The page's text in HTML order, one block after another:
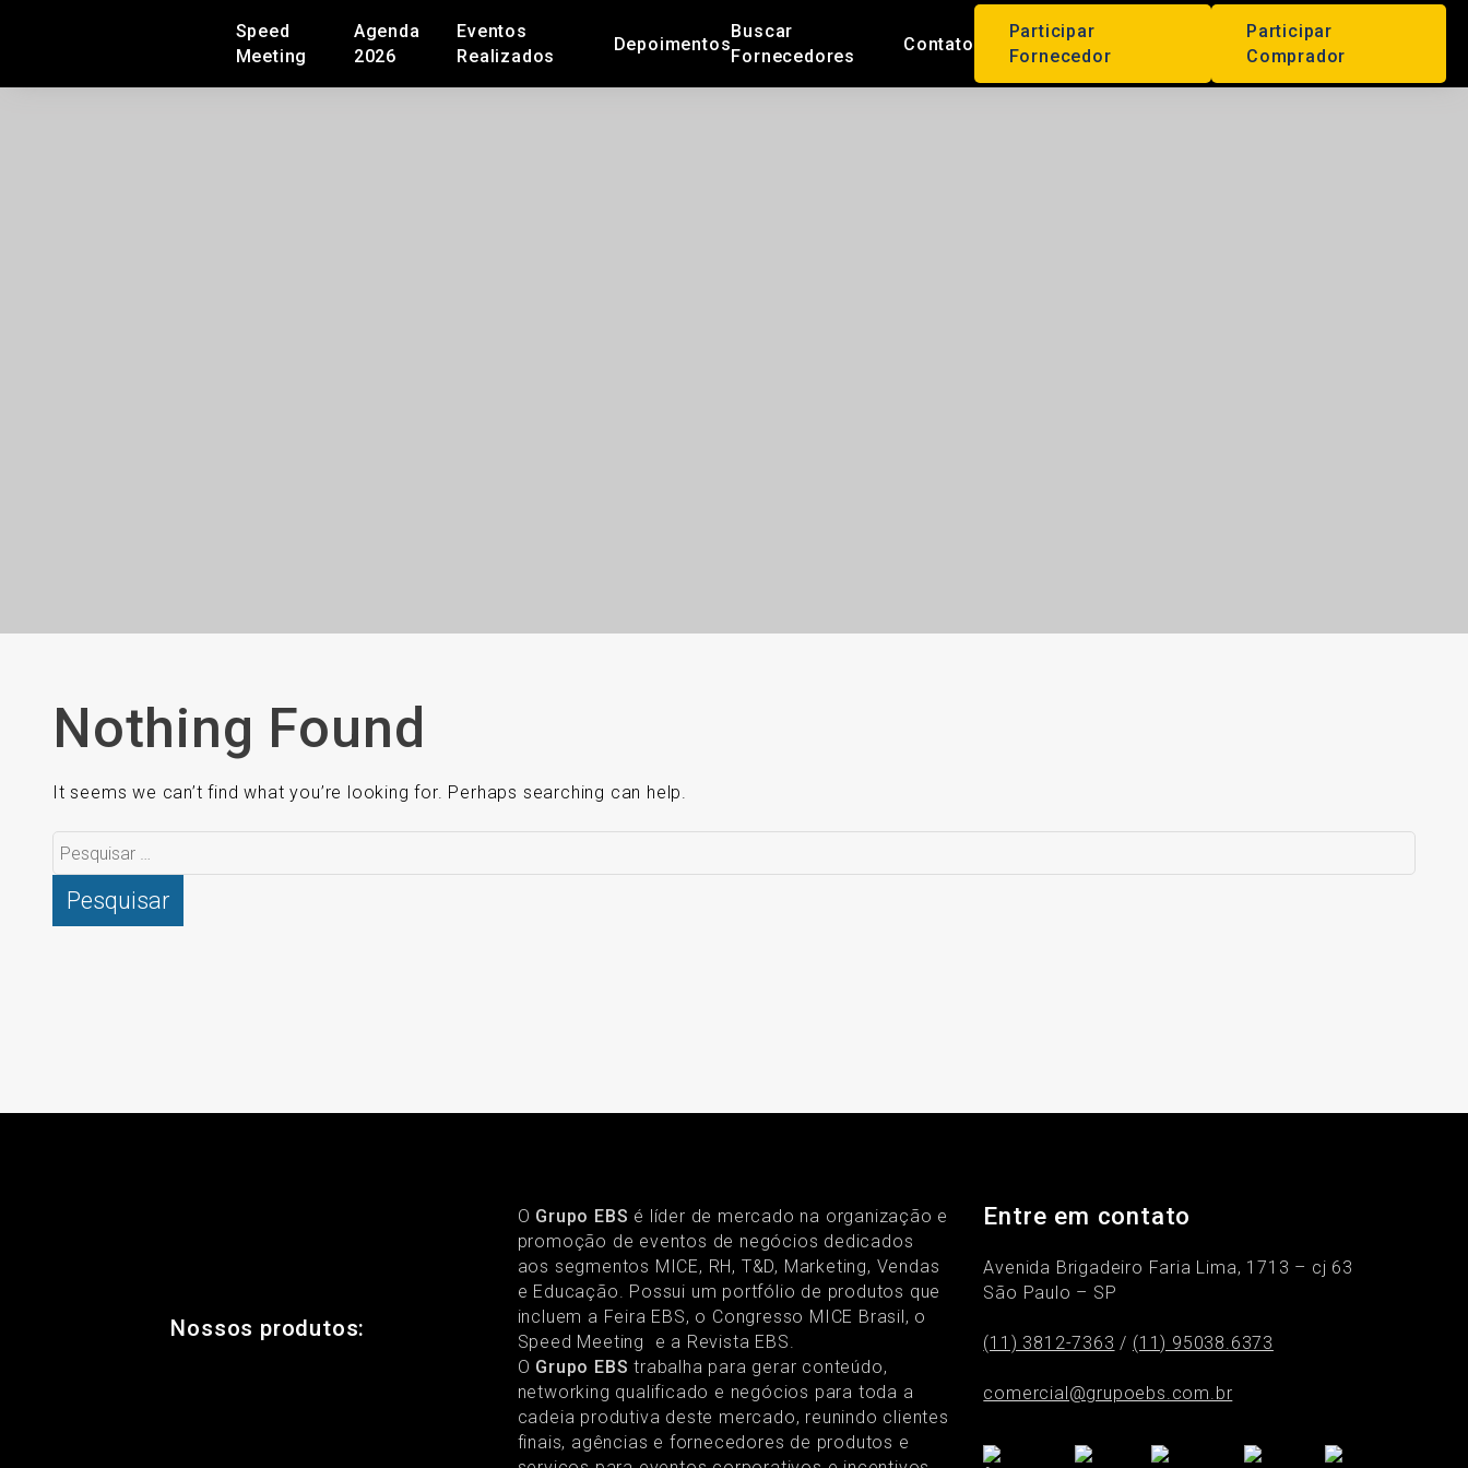
Speed
Meeting
Agenda
2026
Eventos
Realizados
Depoimentos
Buscar
Fornecedores
Contato
Participar
Fornecedor
Participar
Comprador
Nothing Found
It seems we can’t find what you’re looking for. Perhaps searching can help.
Pesquisar
por:
Nossos produtos:
O Grupo EBS é líder de mercado na organização e
promoção de eventos de negócios dedicados
aos segmentos MICE, RH, T&D, Marketing, Vendas
e Educação. Possui um portfólio de produtos que
incluem a Feira EBS, o Congresso MICE Brasil, o
Speed Meeting e a Revista EBS.
O Grupo EBS trabalha para gerar conteúdo,
networking qualificado e negócios para toda a
cadeia produtiva deste mercado, reunindo clientes
finais, agências e fornecedores de produtos e
Entre em contato
Avenida Brigadeiro Faria Lima, 1713 – cj 63
São Paulo – SP
(11) 3812-7363 / (11) 95038.6373
comercial@grupoebs.com.br